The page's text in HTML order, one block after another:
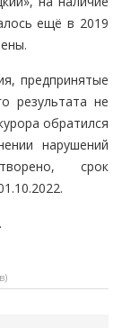
ещё в 2019
предпринятые
результата не
обратился
нарушений
срок